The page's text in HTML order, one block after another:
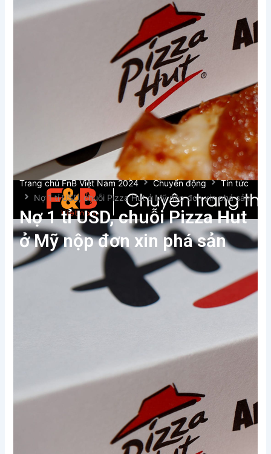
Xem thêm
Trang chủ FnB Việt Nam 2024 Chuyển động
Tin tức
Nợ 1 tỉ USD, chuỗi Pizza Hut ở Mỹ nộp đơn xin phá sản
Nợ 1 tỉ USD, chuỗi Pizza Hut
ở Mỹ nộp đơn xin phá sản